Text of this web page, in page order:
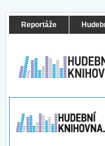
Reportáže